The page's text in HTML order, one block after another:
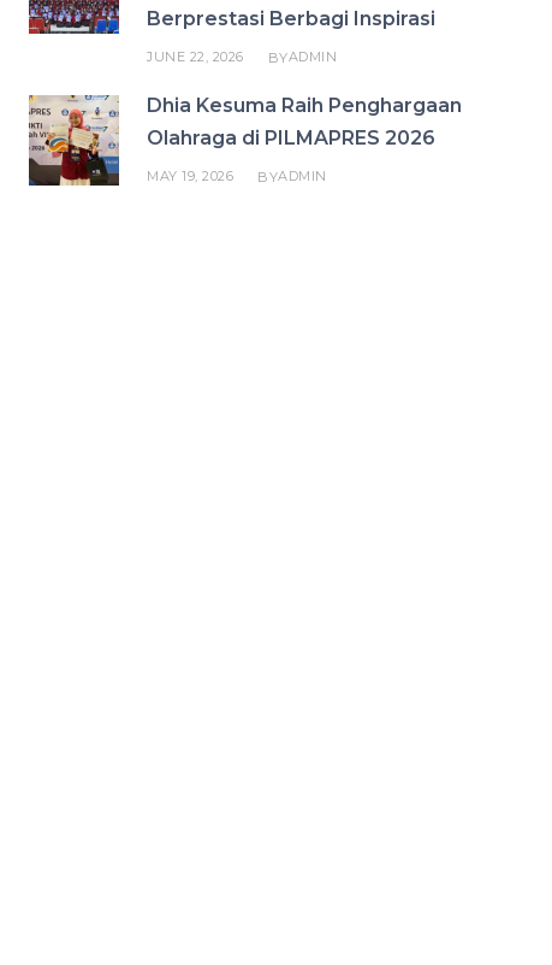
Berprestasi Berbagi Inspirasi
JUNE 22, 2026 BYADMIN
Dhia Kesuma Raih Penghargaan
Olahraga di PILMAPRES 2026
MAY 19, 2026 BYADMIN